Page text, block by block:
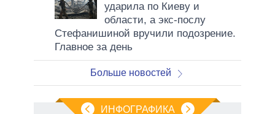
ударила по Киеву и
области, а экс-послу
Стефанишиной вручили подозрение.
Главное за день
Больше новостей
ИНФОГРАФИКА